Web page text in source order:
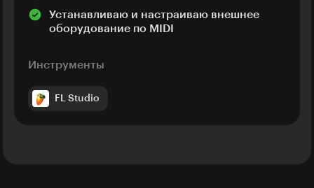
Устанавливаю и настраиваю внешнее
оборудование по MIDI
Инструменты
FL Studio